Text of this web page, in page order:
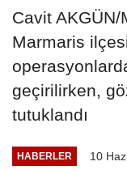
Cavit AKGÜN/
Marmaris
geçirilirken,
tutuklandı
HABERLER 10